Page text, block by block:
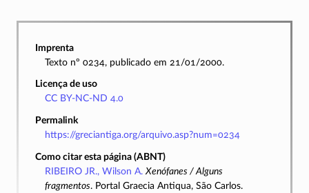
Imprenta
Texto nº 0234, publicado em 21/01/2000.
Licença de uso
CC BY-NC-ND 4.0
Permalink
https://greciantiga.org/arquivo.asp?num=0234
Como citar esta página (ABNT)
RIBEIRO JR., Wilson A. Xenófanes / Alguns
fragmentos. Portal Graecia Antiqua, São Carlos.